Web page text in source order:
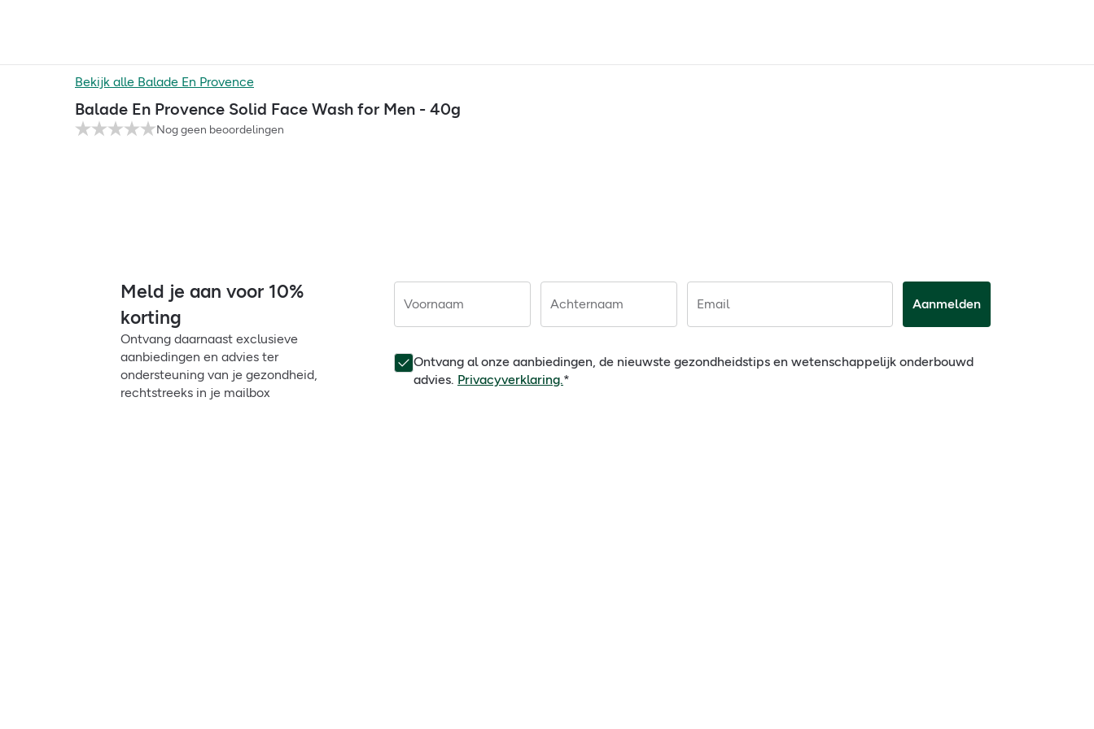
Bekijk alle Balade En Provence
Balade En Provence Solid Face Wash for Men - 40g
Nog geen beoordelingen
Meld je aan voor 10%
korting
Ontvang daarnaast exclusieve
aanbiedingen en advies ter
ondersteuning van je gezondheid,
rechtstreeks in je mailbox
Voornaam Achternaam Email Aanmelden
Ontvang al onze aanbiedingen, de nieuwste gezondheidstips en wetenschappelijk onderbouwd
advies. Privacyverklaring.*